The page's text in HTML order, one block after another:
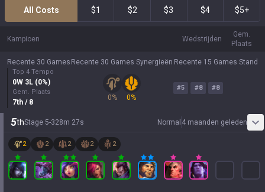
All Costs $1 $2 $3 $4 $5+
Kampioen Wedstrijden
Gem.
Plaats
Recente 30 Games
Top 4 Tempo
0W 3L (0%)
Gem. Plaats
7th / 8
Recente 30 Games Synergieën
0% 0%
Recente 15 Games Stand
#5 #8 #8
5thStage 5-328m 27s Normal 4 maanden geleden
2 2 2 2 2